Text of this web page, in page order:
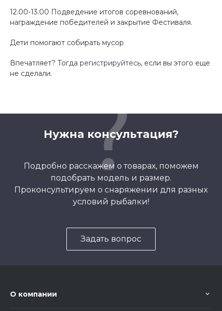
12.00-13.00 Подведение итогов соревнований,
награждение победителей и закрытие Фестиваля.
Дети помогают собирать мусор
Впечатляет? Тогда регистрируйтесь, если вы этого еще
не сделали.
Нужна консультация?
Подробно расскажем о товарах, поможем
подобрать модель и размер.
Проконсультируем о снаряжении для разных
условий рыбалки!
Задать вопрос
О компании